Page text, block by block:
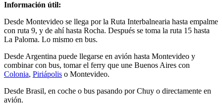
Información útil:
Desde Montevideo se llega por la Ruta Interbalnearia hasta empalme
con ruta 9, y de ahí hasta Rocha. Después se toma la ruta 15 hasta
La Paloma. Lo mismo en bus.
Desde Argentina puede llegarse en avión hasta Montevideo y
combinar con bus, tomar el ferry que une Buenos Aires con
Colonia, Piriápolis o Montevideo.
Desde Brasil, en coche o bus pasando por Chuy o directamente en
avión.